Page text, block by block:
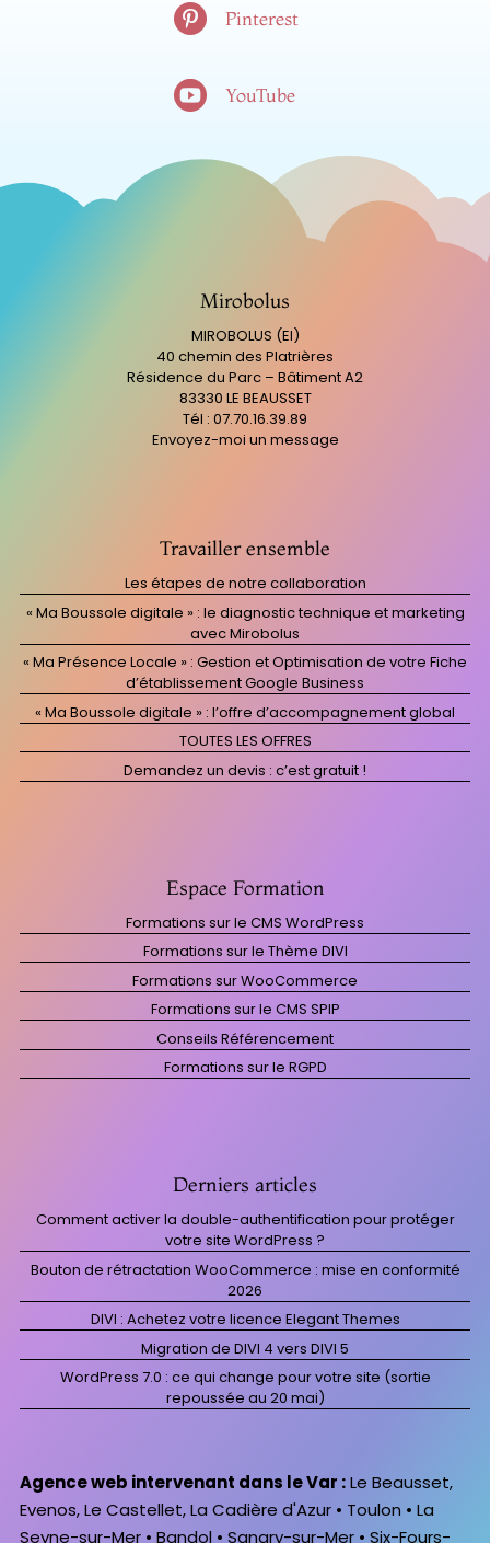
 Pinterest
 YouTube
Mirobolus
MIROBOLUS (EI)
40 chemin des Platrières
Résidence du Parc – Bâtiment A2
83330 LE BEAUSSET
Tél : 07.70.16.39.89
Envoyez-moi un message
Travailler ensemble
Les étapes de notre collaboration
« Ma Boussole digitale » : le diagnostic technique et marketing
avec Mirobolus
« Ma Présence Locale » : Gestion et Optimisation de votre Fiche
d’établissement Google Business
« Ma Boussole digitale » : l’offre d’accompagnement global
TOUTES LES OFFRES
Demandez un devis : c’est gratuit !
Espace Formation
Formations sur le CMS WordPress
Formations sur le Thème DIVI
Formations sur WooCommerce
Formations sur le CMS SPIP
Conseils Référencement
Formations sur le RGPD
Derniers articles
Comment activer la double-authentification pour protéger
votre site WordPress ?
Bouton de rétractation WooCommerce : mise en conformité
2026
DIVI : Achetez votre licence Elegant Themes
Migration de DIVI 4 vers DIVI 5
WordPress 7.0 : ce qui change pour votre site (sortie
repoussée au 20 mai)
Agence web intervenant dans le Var :Le Beausset,
Evenos, Le Castellet, La Cadière d'Azur • Toulon • La
Seyne-sur-Mer • Bandol • Sanary-sur-Mer • Six-Fours-